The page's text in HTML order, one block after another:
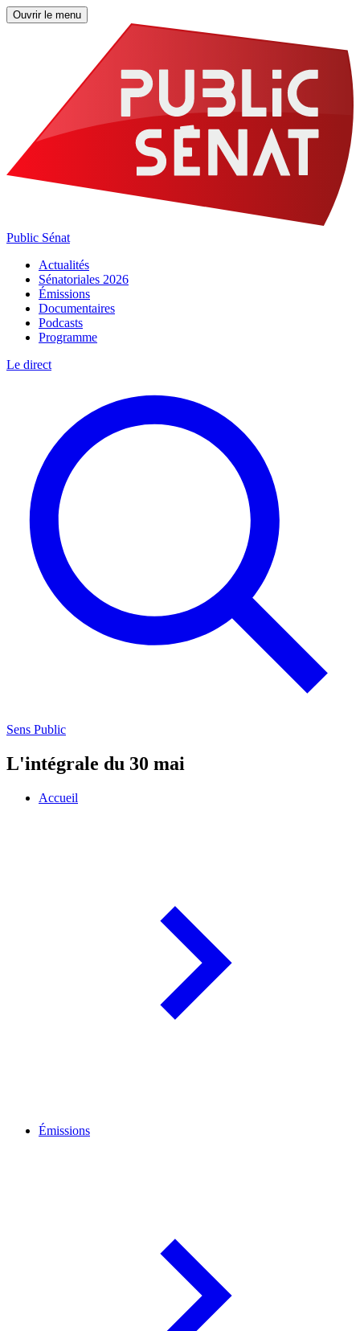
Ouvrir le menu
Public Sénat
Actualités
Sénatoriales 2026
Émissions
Documentaires
Podcasts
Programme
Le direct
Sens Public
L'intégrale du 30 mai
Accueil
Émissions